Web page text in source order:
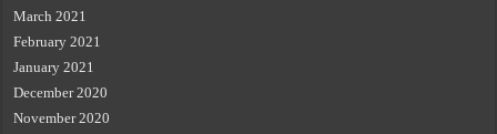
March 2021
February 2021
January 2021
December 2020
November 2020